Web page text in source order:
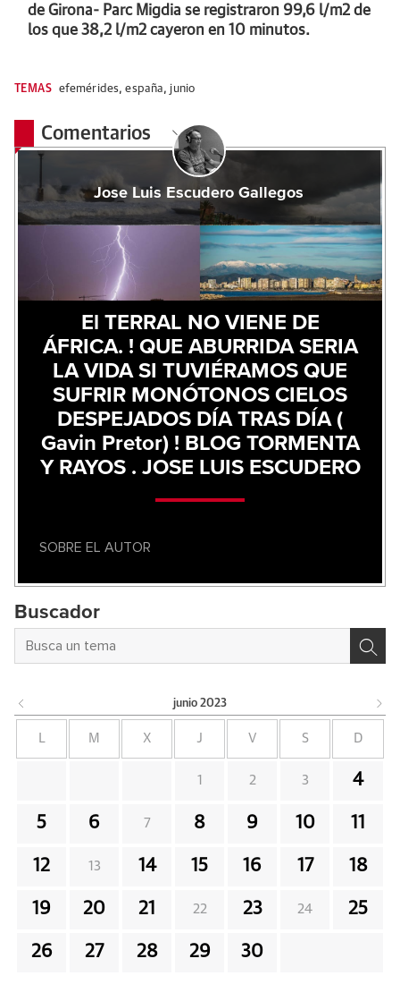
de Girona- Parc Migdia se registraron 99,6 l/m2 de
los que 38,2 l/m2 cayeron en 10 minutos.
TEMAS efemérides,españa, junio
Comentarios
Jose Luis Escudero Gallegos
El TERRAL NO VIENE DE
ÁFRICA. ! QUE ABURRIDA SERIA
LA VIDA SI TUVIÉRAMOS QUE
SUFRIR MONÓTONOS CIELOS
DESPEJADOS DÍA TRAS DÍA (
Gavin Pretor) ! BLOG TORMENTA
Y RAYOS . JOSE LUIS ESCUDERO
SOBRE EL AUTOR
Buscador
junio 2023
M X J V S D
1 2 3 4
5 6 7 8 9 10 11
12 13 14 15 16 17 18
19 20 21 22 23 24 25
26 27 28 29 30